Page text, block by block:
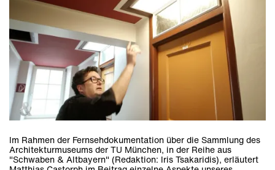
Werkliste
Werkliste
Veröffentlichungen
Werkliste
Im Rahmen der Fernsehdokumentation über die Sammlung des
Architekturmuseums der TU München, in der Reihe aus
"Schwaben & Altbayern" (Redaktion: Iris Tsakaridis), erläutert